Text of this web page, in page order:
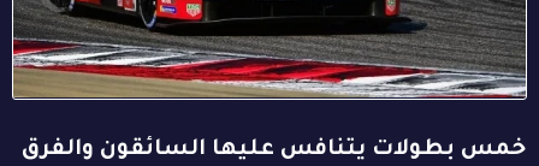
خمس بطولات يتنافس عليها السائقون والفرق